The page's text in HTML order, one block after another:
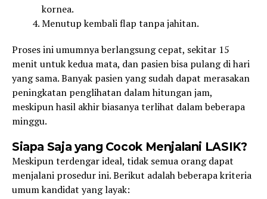
kornea.
Menutup kembali flap tanpa jahitan.
Proses ini umumnya berlangsung cepat, sekitar 15
menit untuk kedua mata, dan pasien bisa pulang di hari
yang sama. Banyak pasien yang sudah dapat merasakan
peningkatan penglihatan dalam hitungan jam,
meskipun hasil akhir biasanya terlihat dalam beberapa
minggu.
Siapa Saja yang Cocok Menjalani LASIK?
Meskipun terdengar ideal, tidak semua orang dapat
menjalani prosedur ini. Berikut adalah beberapa kriteria
umum kandidat yang layak: